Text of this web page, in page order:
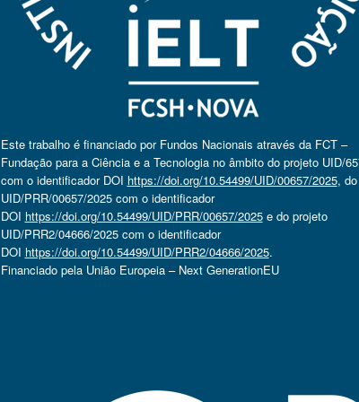
Este trabalho é financiado por Fundos Nacionais através da FCT –
Fundação para a Ciência e a Tecnologia no âmbito do projeto UID/
com o identificador DOI https://doi.org/10.54499/UID/00657/2025,
UID/PRR/00657/2025 com o identificador
DOI https://doi.org/10.54499/UID/PRR/00657/2025e do projeto
UID/PRR2/04666/2025 com o identificador
DOI https://doi.org/10.54499/UID/PRR2/04666/2025.
Financiado pela União Europeia – Next GenerationEU